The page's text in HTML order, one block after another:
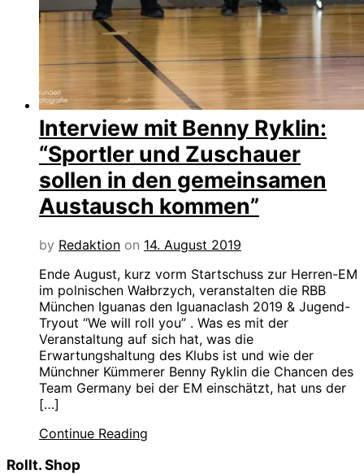
Interview mit Benny Ryklin:
“Sportler und Zuschauer
sollen in den gemeinsamen
Austausch kommen”
by Redaktion on 14. August 2019
Ende August, kurz vorm Startschuss zur Herren-EM
im polnischen Wałbrzych, veranstalten die RBB
München Iguanas den Iguanaclash 2019 & Jugend-
Tryout “We will roll you” . Was es mit der
Veranstaltung auf sich hat, was die
Erwartungshaltung des Klubs ist und wie der
Münchner Kümmerer Benny Ryklin die Chancen des
Team Germany bei der EM einschätzt, hat uns der
[…]
Continue Reading
Rollt. Shop